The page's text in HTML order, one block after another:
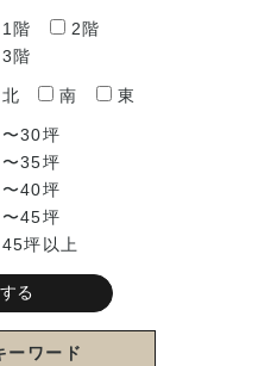
1階
2階
3階
北 南 東
〜30坪
〜35坪
〜40坪
〜45坪
45坪以上
ーワード